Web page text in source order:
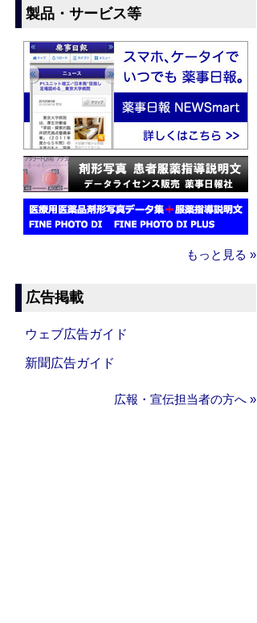
製品・サービス等
もっと見る »
広告掲載
ウェブ広告ガイド
新聞広告ガイド
広報・宣伝担当者の方へ »